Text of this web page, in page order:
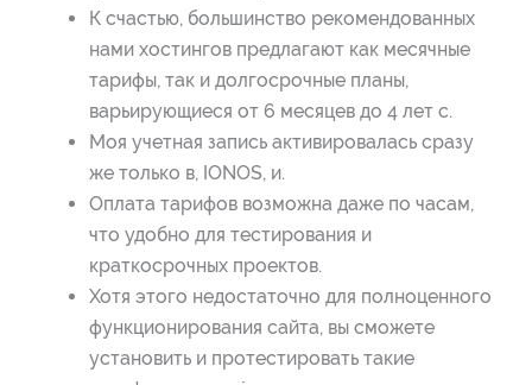
К счастью, большинство рекомендованных
нами хостингов предлагают как месячные
тарифы, так и долгосрочные планы,
варьирующиеся от 6 месяцев до 4 лет с.
Моя учетная запись активировалась сразу
же только в, IONOS, и.
Оплата тарифов возможна даже по часам,
что удобно для тестирования и
краткосрочных проектов.
Хотя этого недостаточно для полноценного
функционирования сайта, вы сможете
установить и протестировать такие